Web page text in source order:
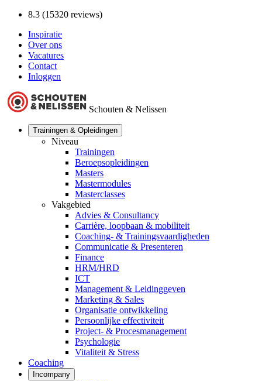
8.3 (15320 reviews)
Inspiratie
Over ons
Vacatures
Contact
Inloggen
Schouten & Nelissen
Trainingen & Opleidingen
Niveau
Trainingen
Beroepsopleidingen
Masters
Mastermodules
Masterclasses
Vakgebied
Advies & Consultancy
Carrière, loopbaan & mobiliteit
Coaching- & Trainingsvaardigheden
Communicatie & Presenteren
Finance
HRM/HRD
ICT
Management & Leidinggeven
Marketing & Sales
Organisatie ontwikkeling
Persoonlijke effectiviteit
Project- & Procesmanagement
Psychologie
Vitaliteit & Stress
Coaching
Incompany